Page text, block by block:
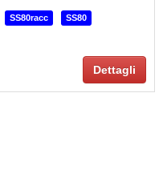
SS80racc SS80
Dettagli